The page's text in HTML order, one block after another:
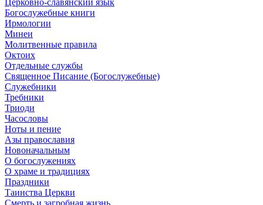
Церковно-славянский язык
Богослужебные книги
Ирмологии
Минеи
Молитвенные правила
Октоих
Отдельные службы
Священное Писание (Богослужебные)
Служебники
Требники
Триоди
Часословы
Ноты и пение
Азы православия
Новоначальным
О богослужениях
О храме и традициях
Праздники
Таинства Церкви
Смерть и загробная жизнь